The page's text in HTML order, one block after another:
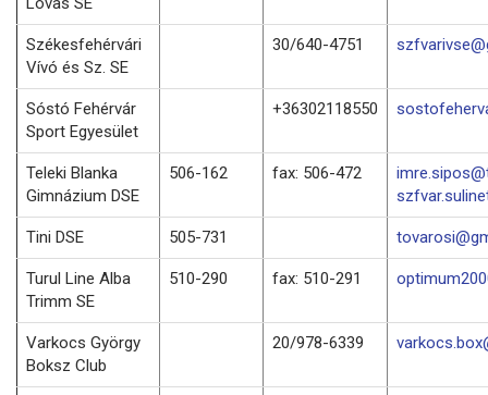
Székesfehérvári
Vívó és Sz. SE
30/640-4751
Sóstó Fehérvár
Sport Egyesület
+36302118550
Teleki Blanka
Gimnázium DSE
506-162 fax: 506-472
Tini DSE 505-731
Turul Line Alba
Trimm SE
510-290 fax: 510-291
Varkocs György
Boksz Club
20/978-6339